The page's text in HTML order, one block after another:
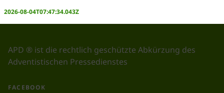
2026-08-04T07:47:34.043Z
APD ® ist die rechtlich geschützte Abkürzung des
Adventistischen Pressedienstes
FACEBOOK